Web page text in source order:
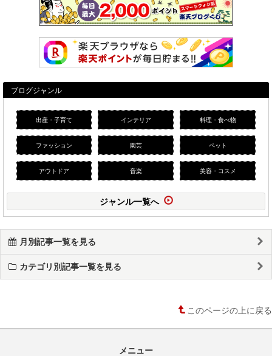
ブログジャンル
出産・子育て インテリア 料理・食べ物
ファッション 園芸 ペット
アウトドア 音楽 美容・コスメ
ジャンル一覧へ
月別記事一覧を見る
カテゴリ別記事一覧を見る
このページの上に戻る
メニュー